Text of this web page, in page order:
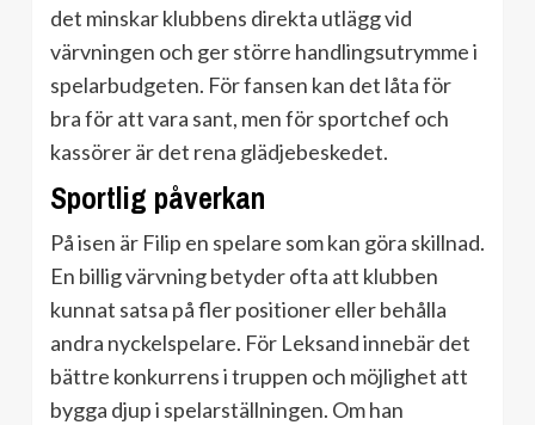
det minskar klubbens direkta utlägg vid
värvningen och ger större handlingsutrymme i
spelarbudgeten. För fansen kan det låta för
bra för att vara sant, men för sportchef och
kassörer är det rena glädjebeskedet.
Sportlig påverkan
På isen är Filip en spelare som kan göra skillnad.
En billig värvning betyder ofta att klubben
kunnat satsa på fler positioner eller behålla
andra nyckelspelare. För Leksand innebär det
bättre konkurrens i truppen och möjlighet att
bygga djup i spelarställningen. Om han